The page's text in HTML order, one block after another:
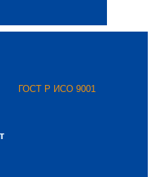
ГОСТ Р ИСО 9001